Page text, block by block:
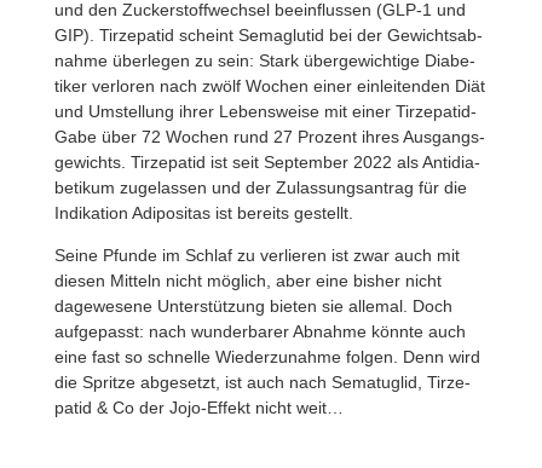
und den Zucker­stoff­wechsel beein­flussen (GLP‑1 und
GIP). Tirze­patid scheint Semaglutid bei der Gewichts­ab­
nahme über­legen zu sein: Stark über­ge­wich­tige Diabe­
tiker verloren nach zwölf Wochen einer einlei­tenden Diät
und Umstel­lung ihrer Lebens­weise mit einer Tirze­patid-
Gabe über 72 Wochen rund 27 Prozent ihres Ausgangs­
ge­wichts. Tirze­patid ist seit September 2022 als Anti­dia­
be­tikum zuge­lassen und der Zulas­sungs­an­trag für die
Indi­ka­tion Adipo­sitas ist bereits gestellt.
Seine Pfunde im Schlaf zu verlieren ist zwar auch mit
diesen Mitteln nicht möglich, aber eine bisher nicht
dage­we­sene Unter­stüt­zung bieten sie allemal. Doch
aufge­passt: nach wunder­barer Abnahme könnte auch
eine fast so schnelle Wieder­zu­nahme folgen. Denn wird
die Spritze abge­setzt, ist auch nach Sema­tu­glid, Tirze­
patid & Co der Jojo-Effekt nicht weit…